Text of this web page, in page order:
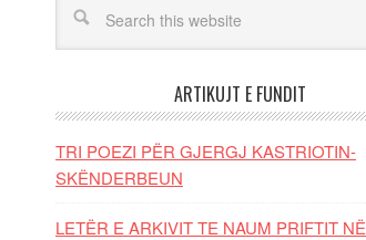
ARTIKUJT E FUNDIT
TRI POEZI PËR GJERGJ KASTRIOTIN-
SKËNDERBEUN
LETËR E ARKIVIT TE NAUM PRIFTIT NË